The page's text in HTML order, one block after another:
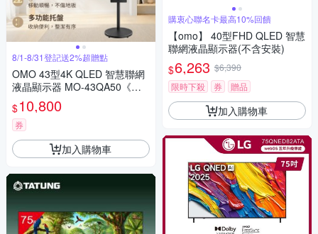
8/1-8/31登記送2%超贈點
OMO 43型4K QLED 智慧聯網
液晶顯示器 MO-43QA50《含
安裝｜移動式立架超值組》
$10,800
券
加入購物車
購衷心聯名卡最高10%回饋
【omo】 40型FHD QLED 智慧
聯網液晶顯示器(不含安裝)
$6,263 $6,390
限時下殺
券 贈品
加入購物車